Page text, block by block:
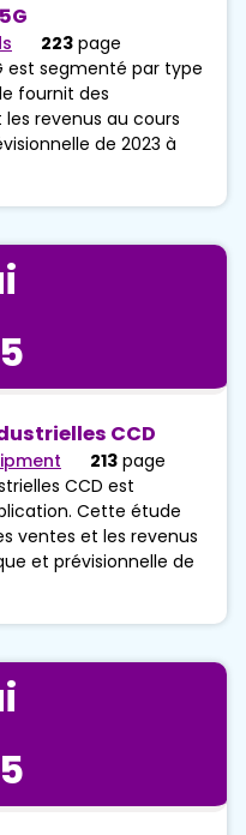
223 page
est segmenté par type
fournit des
revenus au cours
de 2023 à
CCD
213 page
CCD est
Cette étude
ventes et les revenus
et prévisionnelle de